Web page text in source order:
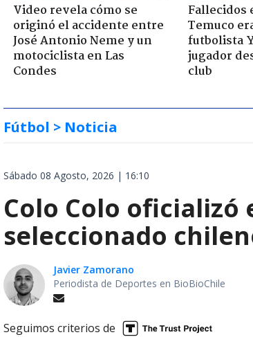
Video revela cómo se
originó el accidente entre
José Antonio Neme y un
motociclista en Las
Condes
Fallecidos
Temuco
futbolista
jugador
club
Fútbol > Noticia
Sábado 08 Agosto, 2026 | 16:10
Colo Colo oficializó
seleccionado
Javier Zamorano
Periodista de Deportes en BioBioChile
Seguimos criterios de